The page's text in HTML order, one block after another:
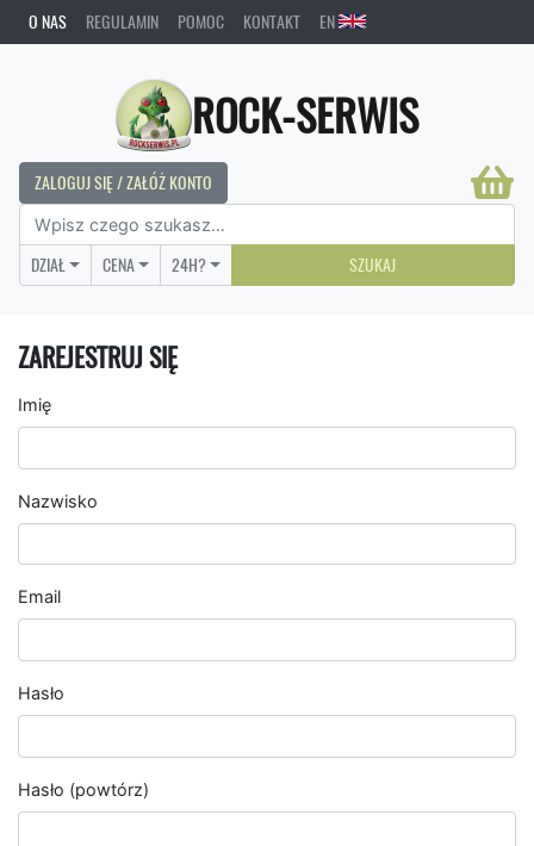
O NAS REGULAMIN POMOC KONTAKT EN
ROCK-SERWIS
ZALOGUJ SIĘ / ZAŁÓŻ KONTO
DZIAŁ CENA 24H? SZUKAJ
ZAREJESTRUJ SIĘ
Imię
Nazwisko
Email
Hasło
Hasło (powtórz)